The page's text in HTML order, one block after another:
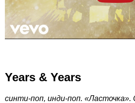
Years & Years
синти-поп, инди-поп. «Ласточка».